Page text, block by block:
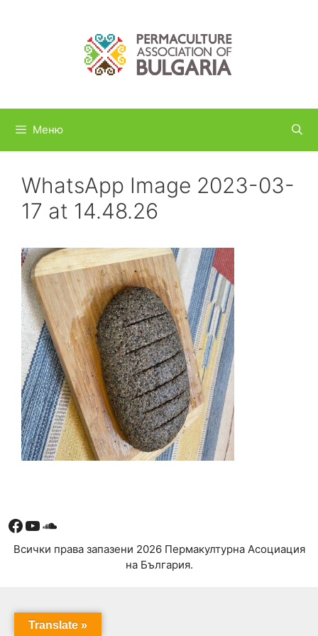
Меню
WhatsApp Image 2023-03-
17 at 14.48.26
Facebook
YouTube
Soundcloud
Всички права запазени 2026 Пермакултурна Асоциация
на България.
Translate »